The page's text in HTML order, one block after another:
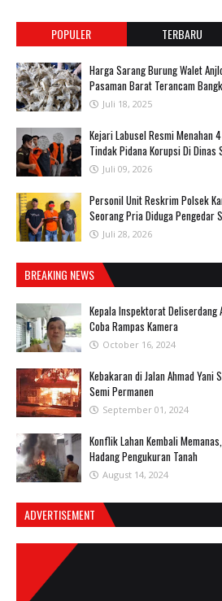
POPULER TERBARU
Harga Sarang Burung Walet
Pasaman Barat Terancam
Juli 18, 2025
‎Kejari Labusel Resmi Menahan
Tindak Pidana Korupsi Di Dinas
Juli 09, 2026
Personil Unit Reskrim Polsek
Seorang Pria Diduga Pengedar
Juli 28, 2026
BREAKING NEWS
Kepala Inspektorat Deliserdang
Coba Rampas Kamera
October 16, 2024
Kebakaran di Jalan Ahmad Yani
Semi Permanen
September 01, 2024
Konflik Lahan Kembali
Hadang Pengukuran Tanah
August 14, 2024
ADVERTISEMENT